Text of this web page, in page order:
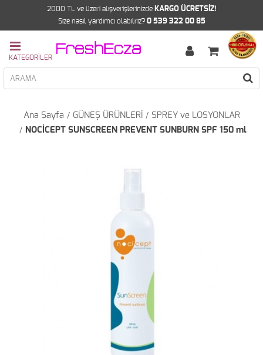
2000 TL ve üzeri alışverişlerinizde KARGO ÜCRETSİZ!
Size nasıl yardımcı olabilriz? 0 539 322 00 85
Ana Sayfa GÜNEŞ ÜRÜNLERİ
SPREY ve LOSYONLAR
NOCİCEPT SUNSCREEN PREVENT SUNBURN SPF 150 ml